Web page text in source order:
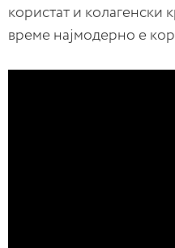
користат и колагенски
време најмодерно е